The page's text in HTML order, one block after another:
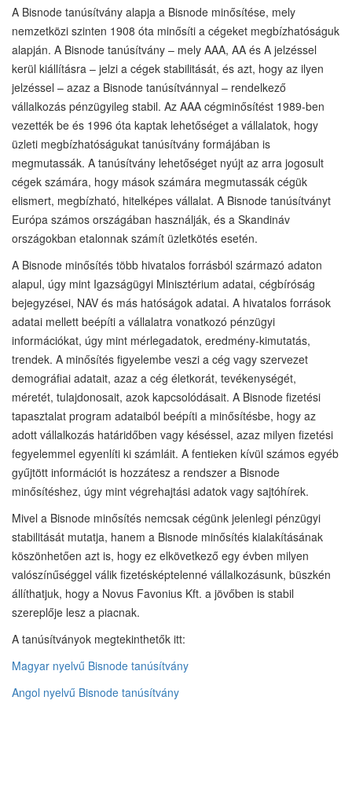
A Bisnode tanúsítvány alapja a Bisnode minősítése, mely
nemzetközi szinten 1908 óta minősíti a cégeket megbízhatóságuk
alapján. A Bisnode tanúsítvány – mely AAA, AA és A jelzéssel
kerül kiállításra – jelzi a cégek stabilitását, és azt, hogy az ilyen
jelzéssel – azaz a Bisnode tanúsítvánnyal – rendelkező
vállalkozás pénzügyileg stabil. Az AAA cégminősítést 1989-ben
vezették be és 1996 óta kaptak lehetőséget a vállalatok, hogy
üzleti megbízhatóságukat tanúsítvány formájában is
megmutassák. A tanúsítvány lehetőséget nyújt az arra jogosult
cégek számára, hogy mások számára megmutassák cégük
elismert, megbízható, hitelképes vállalat. A Bisnode tanúsítványt
Európa számos országában használják, és a Skandináv
országokban etalonnak számít üzletkötés esetén.
A Bisnode minősítés több hivatalos forrásból származó adaton
alapul, úgy mint Igazságügyi Minisztérium adatai, cégbíróság
bejegyzései, NAV és más hatóságok adatai. A hivatalos források
adatai mellett beépíti a vállalatra vonatkozó pénzügyi
információkat, úgy mint mérlegadatok, eredmény-kimutatás,
trendek. A minősítés figyelembe veszi a cég vagy szervezet
demográfiai adatait, azaz a cég életkorát, tevékenységét,
méretét, tulajdonosait, azok kapcsolódásait. A Bisnode fizetési
tapasztalat program adataiból beépíti a minősítésbe, hogy az
adott vállalkozás határidőben vagy késéssel, azaz milyen fizetési
fegyelemmel egyenlíti ki számláit. A fentieken kívül számos egyéb
gyűjtött információt is hozzátesz a rendszer a Bisnode
minősítéshez, úgy mint végrehajtási adatok vagy sajtóhírek.
Mivel a Bisnode minősítés nemcsak cégünk jelenlegi pénzügyi
stabilitását mutatja, hanem a Bisnode minősítés kialakításának
köszönhetően azt is, hogy ez elkövetkező egy évben milyen
valószínűséggel válik fizetésképtelenné vállalkozásunk, büszkén
állíthatjuk, hogy a Novus Favonius Kft. a jövőben is stabil
szereplője lesz a piacnak.
A tanúsítványok megtekinthetők itt:
Magyar nyelvű Bisnode tanúsítvány
Angol nyelvű Bisnode tanúsítvány